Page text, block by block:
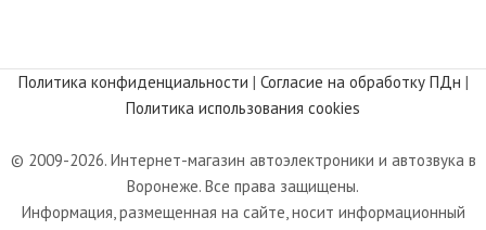
Политика конфиденциальности | Согласие на обработку ПДн |
Политика использования cookies
© 2009-2026. Интернет-магазин автоэлектроники и автозвука в
Воронеже. Все права защищены.
Информация, размещенная на сайте, носит информационный